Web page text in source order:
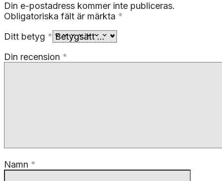
Din e-postadress kommer inte publiceras.
Obligatoriska fält är märkta *
Ditt betyg *
Din recension *
Namn *